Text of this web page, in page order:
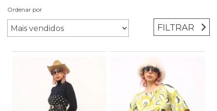
Ordenar por
FILTRAR